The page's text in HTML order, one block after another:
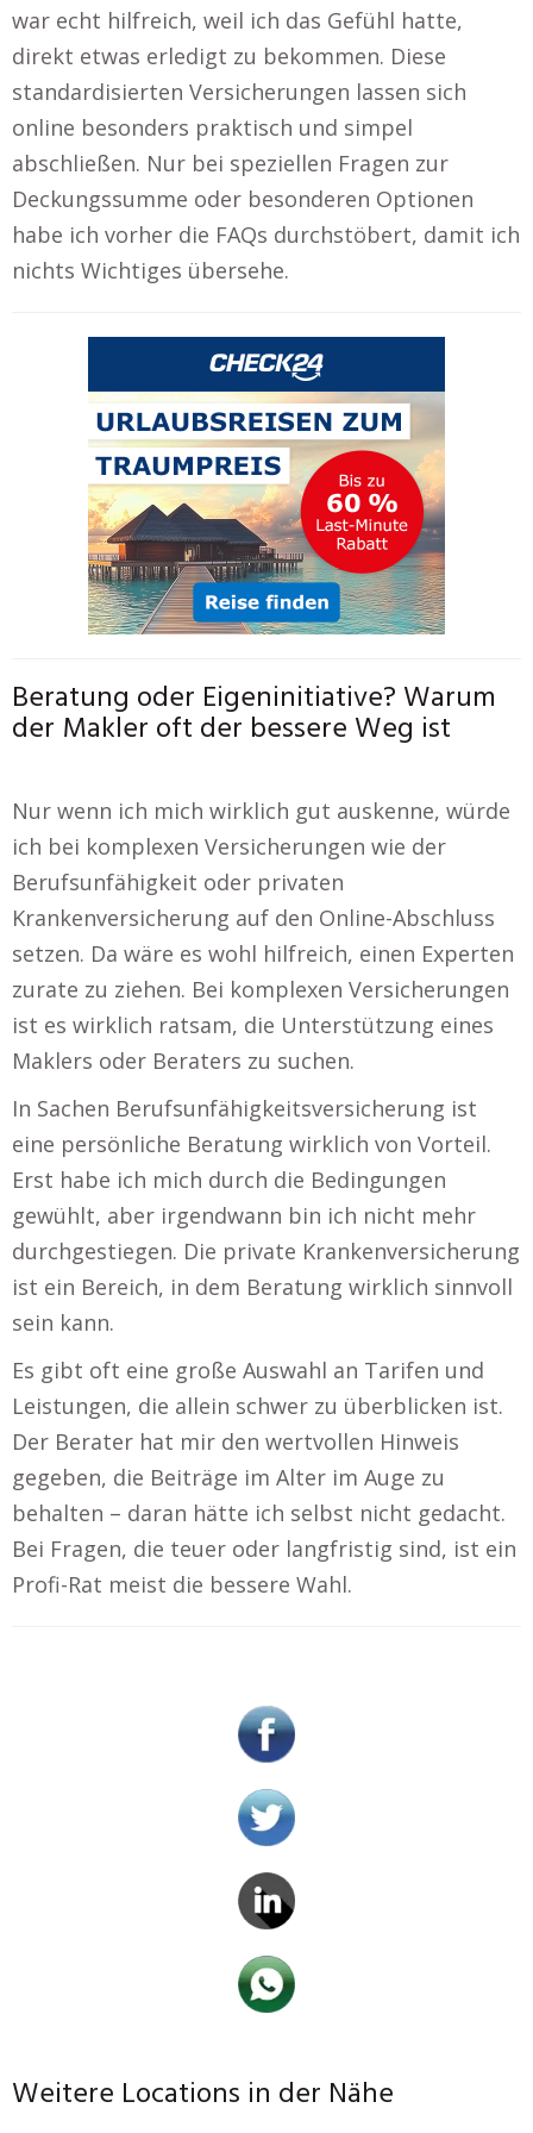
war echt hilfreich, weil ich das Gefühl hatte,
direkt etwas erledigt zu bekommen. Diese
standardisierten Versicherungen lassen sich
online besonders praktisch und simpel
abschließen. Nur bei speziellen Fragen zur
Deckungssumme oder besonderen Optionen
habe ich vorher die FAQs durchstöbert, damit ich
nichts Wichtiges übersehe.
Beratung oder Eigeninitiative? Warum
der Makler oft der bessere Weg ist
Nur wenn ich mich wirklich gut auskenne, würde
ich bei komplexen Versicherungen wie der
Berufsunfähigkeit oder privaten
Krankenversicherung auf den Online-Abschluss
setzen. Da wäre es wohl hilfreich, einen Experten
zurate zu ziehen. Bei komplexen Versicherungen
ist es wirklich ratsam, die Unterstützung eines
Maklers oder Beraters zu suchen.
In Sachen Berufsunfähigkeitsversicherung ist
eine persönliche Beratung wirklich von Vorteil.
Erst habe ich mich durch die Bedingungen
gewühlt, aber irgendwann bin ich nicht mehr
durchgestiegen. Die private Krankenversicherung
ist ein Bereich, in dem Beratung wirklich sinnvoll
sein kann.
Es gibt oft eine große Auswahl an Tarifen und
Leistungen, die allein schwer zu überblicken ist.
Der Berater hat mir den wertvollen Hinweis
gegeben, die Beiträge im Alter im Auge zu
behalten – daran hätte ich selbst nicht gedacht.
Bei Fragen, die teuer oder langfristig sind, ist ein
Profi-Rat meist die bessere Wahl.
Weitere Locations in der Nähe